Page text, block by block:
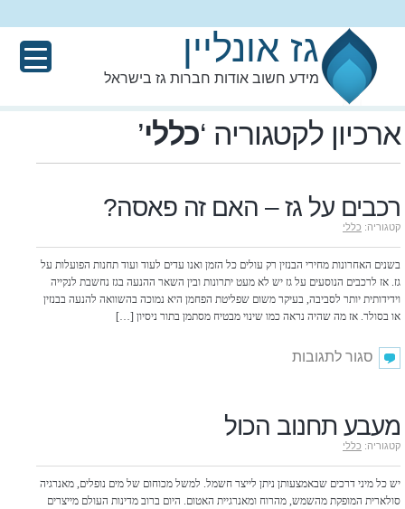
גז אונליין
מידע חשוב אודות חברות גז בישראל
ארכיון לקטגוריה ‘כללי’
רכבים על גז – האם זה פאסה?
קטגוריה: כללי
בשנים האחרונות מחירי הבנזין רק עולים כל הזמן ואנו עדים לעוד ועוד תחנות הפועלות על
גז. אז לרכבים הנוסעים על גז יש לא מעט יתרונות ובין השאר ההנעה בגז נחשבת לנקייה
וידידותית יותר לסביבה, בעיקר משום שפליטת הפחמן היא נמוכה בהשוואה להנעה בבנזין
או בסולר. אז מה שהיה נראה כמו שינוי מבטיח מסתמן בתור ניסיון […]
סגור לתגובותעל
–
האם
פאסה?
מעבע תחנוב הכול
קטגוריה: כללי
יש כל מיני דרכים שבאמצעותן ניתן לייצר חשמל. למשל מכוחום של מים נופלים, מאנרגיה
סולארית המופקת מהשמש, מהרוח ומאנרגיית האטום. היום ברוב מדינות העולם מייצרים